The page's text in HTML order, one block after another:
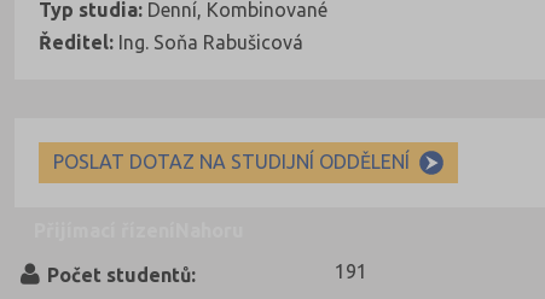
Typ studia: Denní, Kombinované
Ředitel: Ing. Soňa Rabušicová
POSLAT DOTAZ NA STUDIJNÍ ODDĚLENÍ
Počet studentů: 191